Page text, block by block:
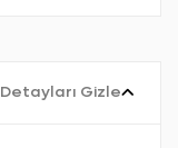
Detayları Gizle